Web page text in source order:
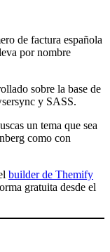
de factura española
por nombre
sobre la base de
y SASS.
un tema que sea
como con
builder de Themify
gratuita desde el